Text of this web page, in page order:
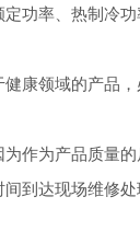
功率、热制冷
康领域的产品
作为产品质量
到达现场维修